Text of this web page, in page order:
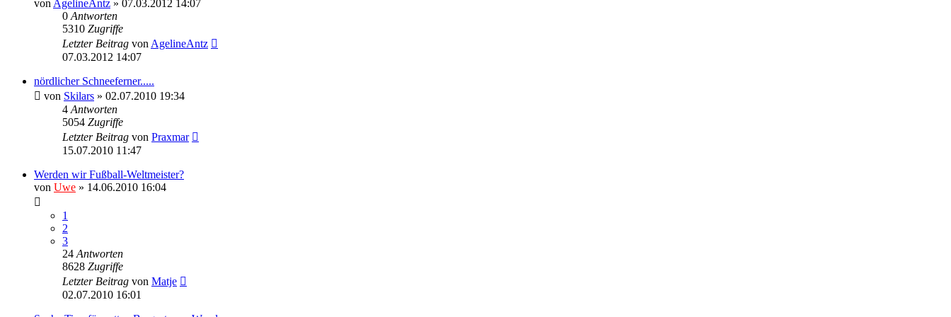
von AgelineAntz » 07.03.2012 14:07
0 Antworten
5310 Zugriffe
Letzter Beitrag von AgelineAntz
07.03.2012 14:07
nördlicher Schneeferner.....
von Skilars » 02.07.2010 19:34
4 Antworten
5054 Zugriffe
Letzter Beitrag von Praxmar
15.07.2010 11:47
Werden wir Fußball-Weltmeister?
von Uwe » 14.06.2010 16:04
1
2
3
24 Antworten
8628 Zugriffe
Letzter Beitrag von Matje
02.07.2010 16:01